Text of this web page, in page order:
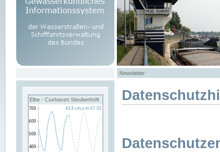
Newsletter
Elbe - Cuxhaven Steubenhöft